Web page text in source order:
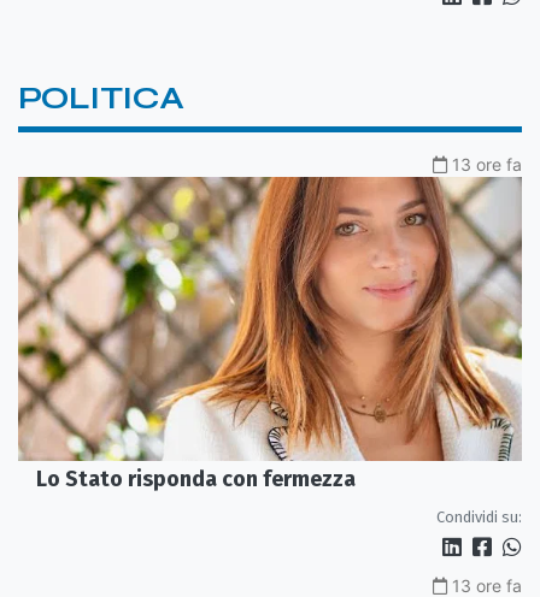
POLITICA
13 ore fa
Lo Stato risponda con fermezza
Condividi su:
13 ore fa